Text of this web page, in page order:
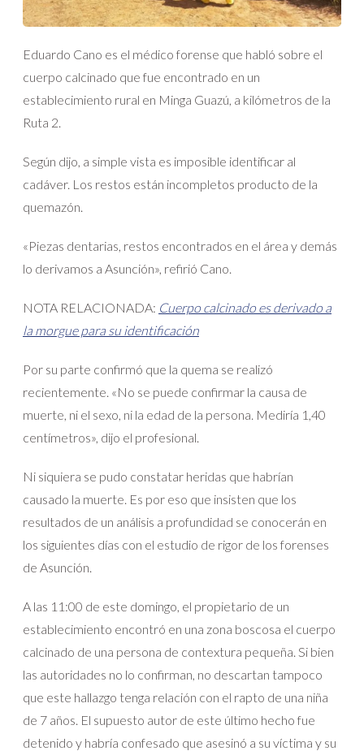
Eduardo Cano es el médico forense que habló sobre el
cuerpo calcinado que fue encontrado en un
establecimiento rural en Minga Guazú, a kilómetros de la
Ruta 2.
Según dijo, a simple vista es imposible identificar al
cadáver. Los restos están incompletos producto de la
quemazón.
«Piezas dentarias, restos encontrados en el área y demás
lo derivamos a Asunción», refirió Cano.
NOTA RELACIONADA: Cuerpo calcinado es derivado a
la morgue para su identificación
Por su parte confirmó que la quema se realizó
recientemente. «No se puede confirmar la causa de
muerte, ni el sexo, ni la edad de la persona. Mediría 1,40
centímetros», dijo el profesional.
Ni siquiera se pudo constatar heridas que habrían
causado la muerte. Es por eso que insisten que los
resultados de un análisis a profundidad se conocerán en
los siguientes días con el estudio de rigor de los forenses
de Asunción.
A las 11:00 de este domingo, el propietario de un
establecimiento encontró en una zona boscosa el cuerpo
calcinado de una persona de contextura pequeña. Si bien
las autoridades no lo confirman, no descartan tampoco
que este hallazgo tenga relación con el rapto de una niña
de 7 años. El supuesto autor de este último hecho fue
detenido y habría confesado que asesinó a su víctima y su